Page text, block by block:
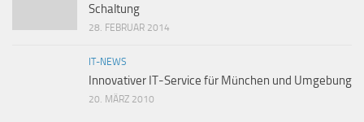
Schaltung
28. FEBRUAR 2014
IT-NEWS
Innovativer IT-Service für München und Umgebung
20. MÄRZ 2010